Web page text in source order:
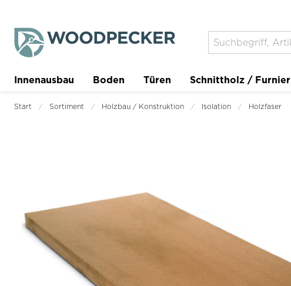
Innenausbau Boden Türen Schnittholz / Furnier
Trockenbau Planer
Start Sortiment Holzbau / Konstruktion Isolation Holzfaser